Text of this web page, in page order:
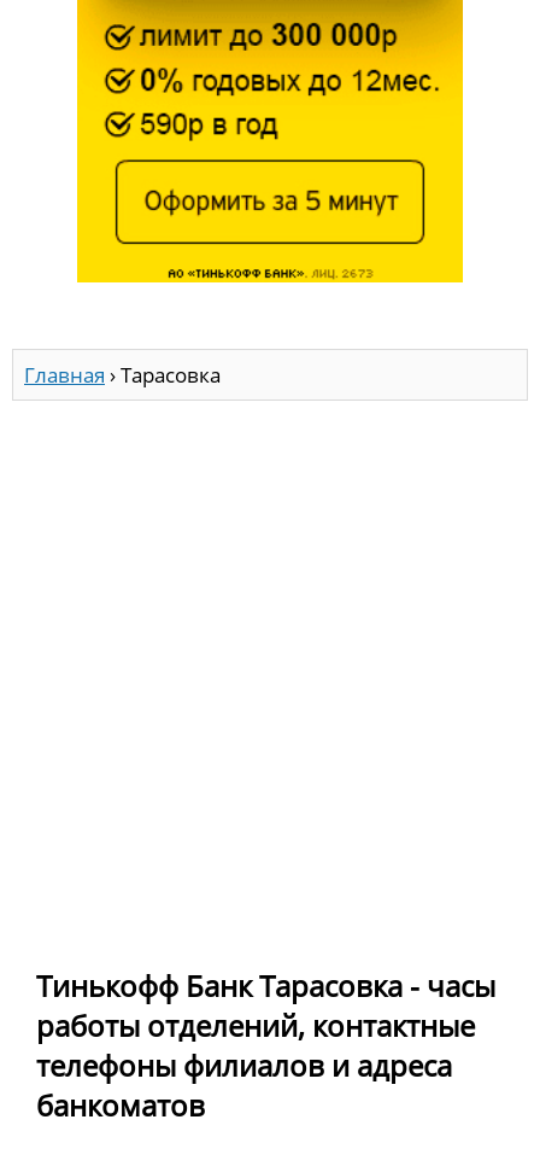
Главная ›Тарасовка
Тинькофф Банк Тарасовка - часы
работы отделений, контактные
телефоны филиалов и адреса
банкоматов